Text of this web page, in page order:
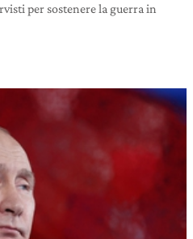
per sostenere la guerra in